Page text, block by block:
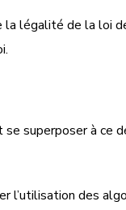
légalité de la loi
superposer à ce
l’utilisation des